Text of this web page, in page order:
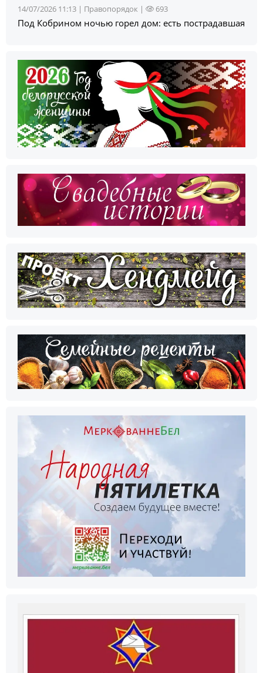
14/07/2026 11:13 | Правопорядок | 693
Под Кобрином ночью горел дом: есть пострадавшая